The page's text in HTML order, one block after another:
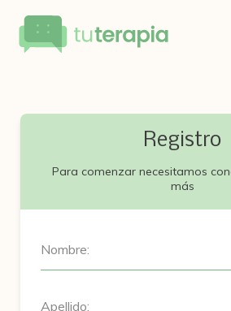
Registro
Para comenzar necesitamos
más
Nombre:
Apellido: